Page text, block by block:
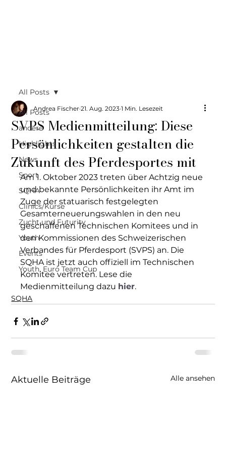
All Posts
andere
Highlights
News
Sport
SQHA
Clinics/Kurse
Zucht und Futurity
Youth
Events
Youth, Euro Team Cup
All Posts
SVPS Medienmitteilung: Diese
Persönlichkeiten gestalten die
Zukunft des Pferdesportes mit
Andrea Fischer 21. Aug. 2023 1 Min. Lesezeit
Am 1. Oktober 2023 treten über Achtzig neue
und bekannte Persönlichkeiten ihr Amt im
Zuge der statuarisch festgelegten
Gesamterneuerungswahlen in den neu
geschaffenen Technischen Komitees und in
den Kommissionen des Schweizerischen
Verbandes für Pferdesport (SVPS) an. Die
SQHA ist jetzt auch offiziell im Technischen
Komitee vertreten. Lese die
Medienmitteilung dazu hier.
SQHA
Aktuelle Beiträge Alle ansehen